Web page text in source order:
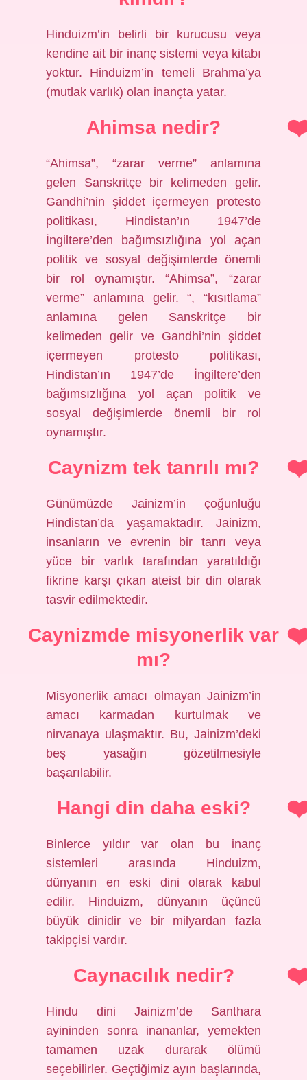
Hinduizm’in belirli bir kurucusu veya
kendine ait bir inanç sistemi veya kitabı
yoktur. Hinduizm’in temeli Brahma’ya
(mutlak varlık) olan inançta yatar.
Ahimsa nedir?
“Ahimsa”, “zarar verme” anlamına
gelen Sanskritçe bir kelimeden gelir.
Gandhi’nin şiddet içermeyen protesto
politikası, Hindistan’ın 1947’de
İngiltere’den bağımsızlığına yol açan
politik ve sosyal değişimlerde önemli
bir rol oynamıştır. “Ahimsa”, “zarar
verme” anlamına gelir. “, “kısıtlama”
anlamına gelen Sanskritçe bir
kelimeden gelir ve Gandhi’nin şiddet
içermeyen protesto politikası,
Hindistan’ın 1947’de İngiltere’den
bağımsızlığına yol açan politik ve
sosyal değişimlerde önemli bir rol
oynamıştır.
Caynizm tek tanrılı mı?
Günümüzde Jainizm’in çoğunluğu
Hindistan’da yaşamaktadır. Jainizm,
insanların ve evrenin bir tanrı veya
yüce bir varlık tarafından yaratıldığı
fikrine karşı çıkan ateist bir din olarak
tasvir edilmektedir.
Caynizmde misyonerlik var
mı?
Misyonerlik amacı olmayan Jainizm’in
amacı karmadan kurtulmak ve
nirvanaya ulaşmaktır. Bu, Jainizm’deki
beş yasağın gözetilmesiyle
başarılabilir.
Hangi din daha eski?
Binlerce yıldır var olan bu inanç
sistemleri arasında Hinduizm,
dünyanın en eski dini olarak kabul
edilir. Hinduizm, dünyanın üçüncü
büyük dinidir ve bir milyardan fazla
takipçisi vardır.
Caynacılık nedir?
Hindu dini Jainizm’de Santhara
ayininden sonra inananlar, yemekten
tamamen uzak durarak ölümü
seçebilirler. Geçtiğimiz ayın başlarında,